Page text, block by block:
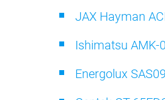
JAX Hayman
Ishimatsu AMK-
Energolux